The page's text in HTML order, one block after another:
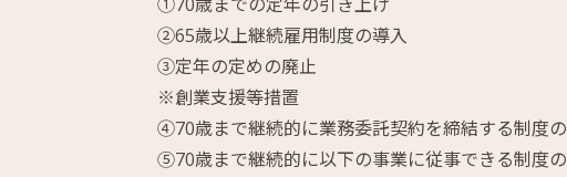
②65歳以上継続雇用制度の導入
③定年の定めの廃止
※創業支援等措置
④70歳まで継続的に業務委託契約を締結する制度
⑤70歳まで継続的に以下の事業に従事できる制度